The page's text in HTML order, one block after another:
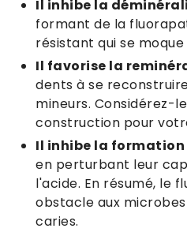
Il inhibe la
formant de la
résistant qui se
Il favorise la
dents à se
mineurs. Considérez-
construction pour
Il inhibe la
en perturbant leur
l'acide. En résumé, le
obstacle aux
caries.